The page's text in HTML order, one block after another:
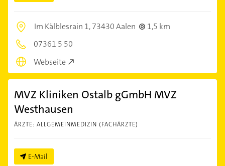
Im Kälblesrain 1,73430 Aalen
1,5 km
07361 5 50
Webseite
MVZ Kliniken Ostalb gGmbH MVZ
Westhausen
ÄRZTE: ALLGEMEINMEDIZIN (FACHÄRZTE)
E-Mail